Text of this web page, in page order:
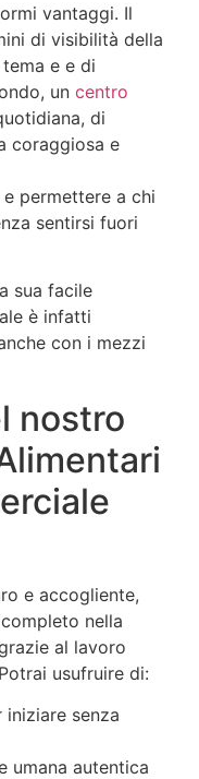
vantaggi. Il
di visibilità della
e e di
un centro
di
coraggiosa e
permettere a chi
sentirsi fuori
sua facile
è infatti
con i mezzi
nostro
e accogliente,
nella
al lavoro
usufruire di:
senza
umana autentica